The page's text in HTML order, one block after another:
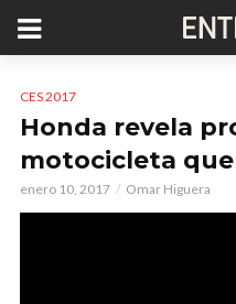
CES 2017
Honda revela
motocicleta
enero 10, 2017 Omar Higuera